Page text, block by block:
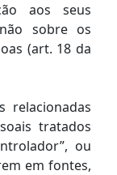
aos seus
sobre os
(art. 18 da
relacionadas
tratados
ou
em fontes,